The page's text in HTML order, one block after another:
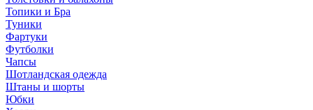
Топики и Бра
Туники
Фартуки
Футболки
Чапсы
Шотландская одежда
Штаны и шорты
Юбки